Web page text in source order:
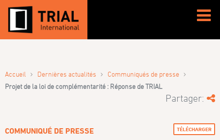
Accueil › Dernières actualités › Communiqués de presse ›
Projet de la loi de complémentarité : Réponse de TRIAL
Partager:
COMMUNIQUÉ DE PRESSE TÉLÉCHARGER